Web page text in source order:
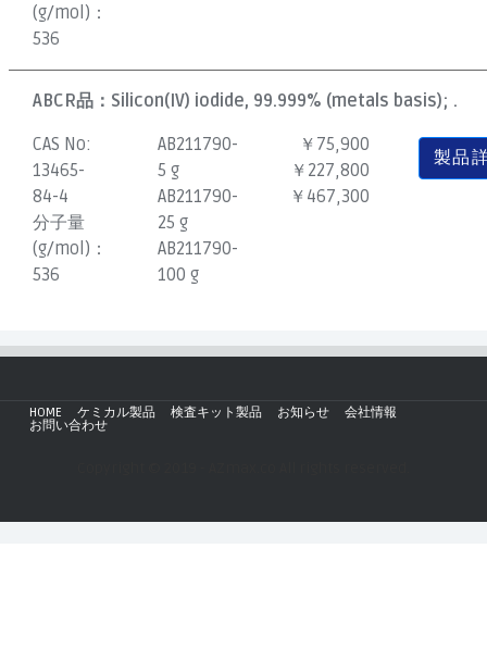
(g/mol)：
536
ABCR品： Silicon(IV) iodide, 99.999% (metals basis); .
CAS No:
13465-
84-4
分子量
(g/mol)：
536
AB211790-
5 g
AB211790-
25 g
AB211790-
100 g
￥75,900
￥227,800
￥467,300
製品
HOME ケミカル製品 検査キット製品 お知らせ
会社情報
お問い合わせ